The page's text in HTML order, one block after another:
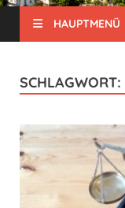
HAUPTMENÜ
SCHLAGWORT: